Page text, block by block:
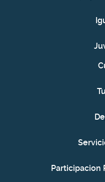
Participacion